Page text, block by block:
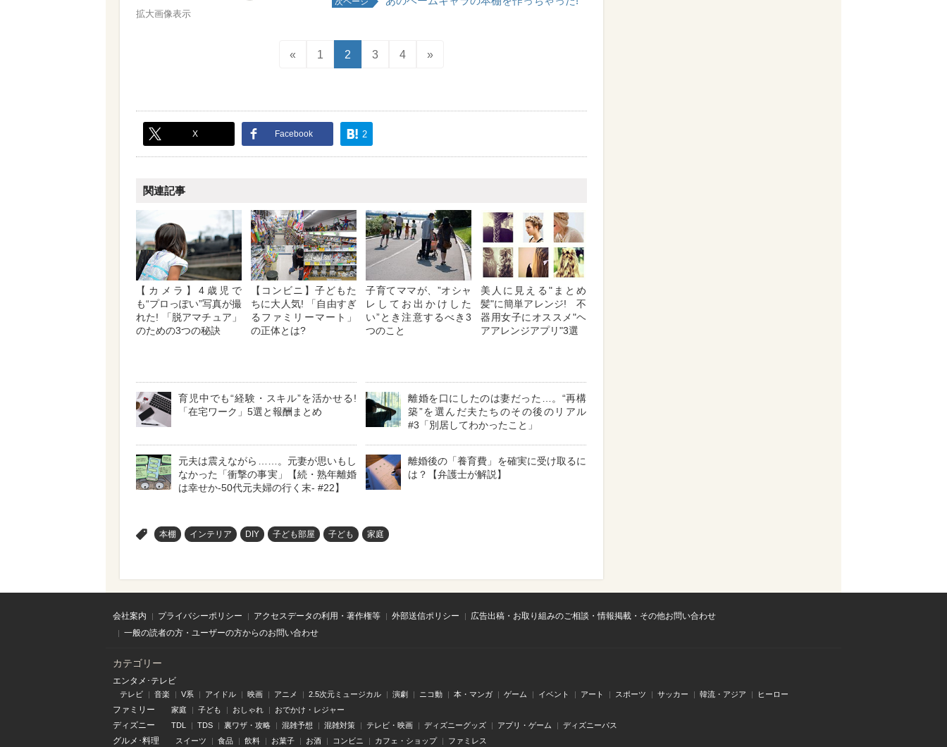
拡大画像表示
« 1 2 3 4 »
X Facebook 2
関連記事
【カメラ】4歳児で
も“プロっぽい”写真が撮
れた! 「脱アマチュア」
のための3つの秘訣
【コンビニ】子どもた
ちに大人気! 「自由すぎ
るファミリーマート」
の正体とは?
子育てママが、”オシャ
レしてお出かけした
い”とき注意するべき3
つのこと
美人に見える"まとめ
髪"に簡単アレンジ! 不
器用女子にオススメ"ヘ
アアレンジアプリ"3選
育児中でも“経験・スキル”を活かせる!
「在宅ワーク」5選と報酬まとめ
離婚を口にしたのは妻だった…。“再構
築”を選んだ夫たちのその後のリアル
#3「別居してわかったこと」
元夫は震えながら……。元妻が思いもし
なかった「衝撃の事実」【続・熟年離婚
は幸せか-50代元夫婦の行く末- #22】
離婚後の「養育費」を確実に受け取るに
は？【弁護士が解説】
本棚 インテリア DIY 子ども部屋 子ども 家庭
会社案内 プライバシーポリシー アクセスデータの利用・著作権等 外部送信ポリシー
広告出稿・お取り組みのご相談・情報掲載・その他お問い合わせ
一般の読者の方・ユーザーの方からのお問い合わせ
カテゴリー
エンタメ･テレビ
テレビ 音楽 V系 アイドル 映画 アニメ 2.5次元ミュージカル 演劇 ニコ動 本・マンガ ゲーム イベント アート スポーツ サッカー 韓流・アジア ヒーロー
ファミリー 家庭 子ども おしゃれ おでかけ・レジャー
ディズニー TDL TDS 裏ワザ・攻略 混雑予想 混雑対策 テレビ・映画 ディズニーグッズ アプリ・ゲーム ディズニーパス
グルメ･料理 スイーツ 食品 飲料 お菓子 お酒 コンビニ カフェ・ショップ ファミレス